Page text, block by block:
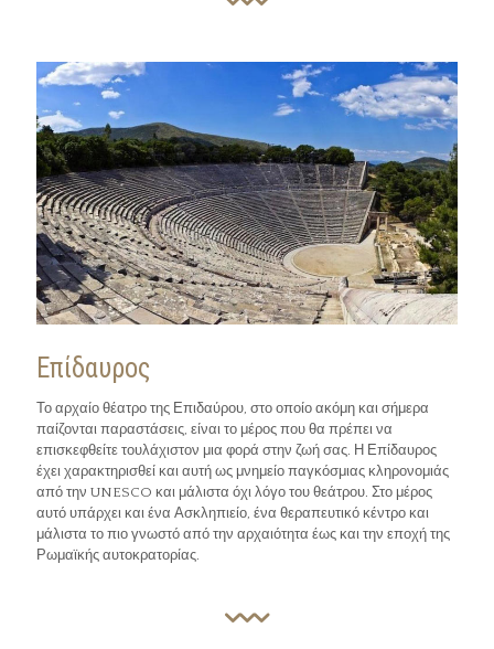
Επίδαυρος
Το αρχαίο θέατρο της Επιδαύρου, στο οποίο ακόμη και σήμερα
παίζονται παραστάσεις, είναι το μέρος που θα πρέπει να
επισκεφθείτε τουλάχιστον μια φορά στην ζωή σας. Η Επίδαυρος
έχει χαρακτηρισθεί και αυτή ως μνημείο παγκόσμιας κληρονομιάς
από την UNESCO και μάλιστα όχι λόγο του θεάτρου. Στο μέρος
αυτό υπάρχει και ένα Ασκληπιείο, ένα θεραπευτικό κέντρο και
μάλιστα το πιο γνωστό από την αρχαιότητα έως και την εποχή της
Ρωμαϊκής αυτοκρατορίας.